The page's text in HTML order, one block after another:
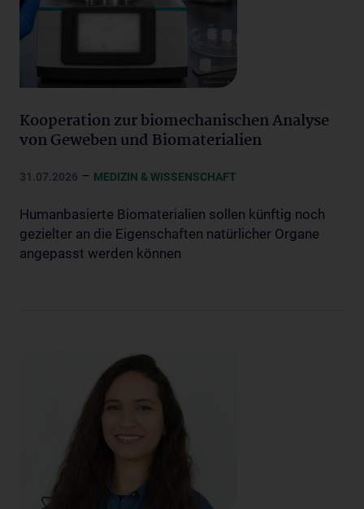
Kooperation zur biomechanischen Analyse
von Geweben und Biomaterialien
31.07.2026 – MEDIZIN & WISSENSCHAFT
Humanbasierte Biomaterialien sollen künftig noch
gezielter an die Eigenschaften natürlicher Organe
angepasst werden können